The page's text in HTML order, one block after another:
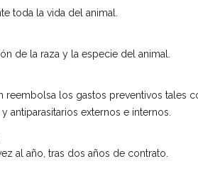
toda la vida del animal.
de la raza y la especie del animal.
reembolsa los gastos preventivos tales
antiparasitarios externos e internos.
al año, tras dos años de contrato.